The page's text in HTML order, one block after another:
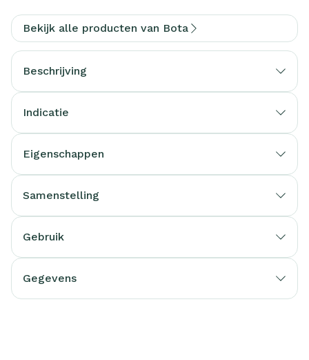
Bekijk alle producten van Bota
Beschrijving
Indicatie
Eigenschappen
Samenstelling
Gebruik
Gegevens